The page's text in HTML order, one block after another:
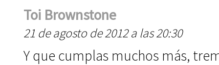
Toi Brownstone
21 de agosto de 2012 a las 20:30
Y que cumplas muchos más,